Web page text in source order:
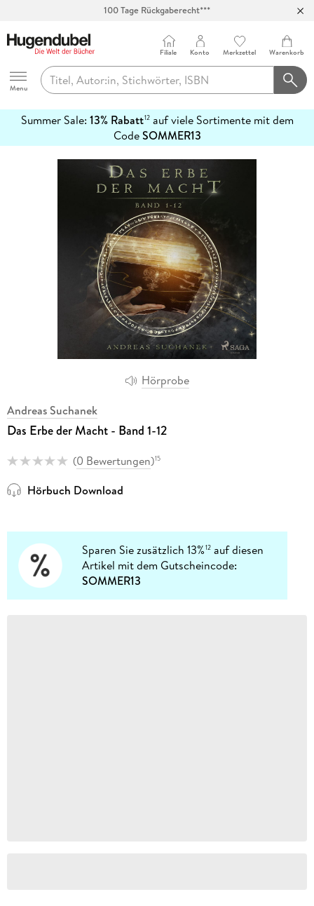
100 Tage Rückgaberecht***
Hugendubel
Menu
Filiale Konto Merkzettel Warenkorb
Summer Sale: 13% Rabatt12auf viele Sortimente mit dem
CodeSOMMER13
erfahren
Hörprobe
Andreas Suchanek
Das Erbe der Macht - Band 1-12
(0 Bewertungen)15
Hörbuch Download
Sparen Sie zusätzlich 13%12 auf diesen
Artikel mit dem Gutscheincode:
SOMMER13